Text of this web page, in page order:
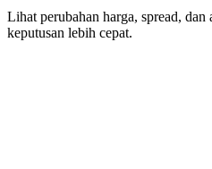
Lihat perubahan harga, spread, dan
keputusan lebih cepat.